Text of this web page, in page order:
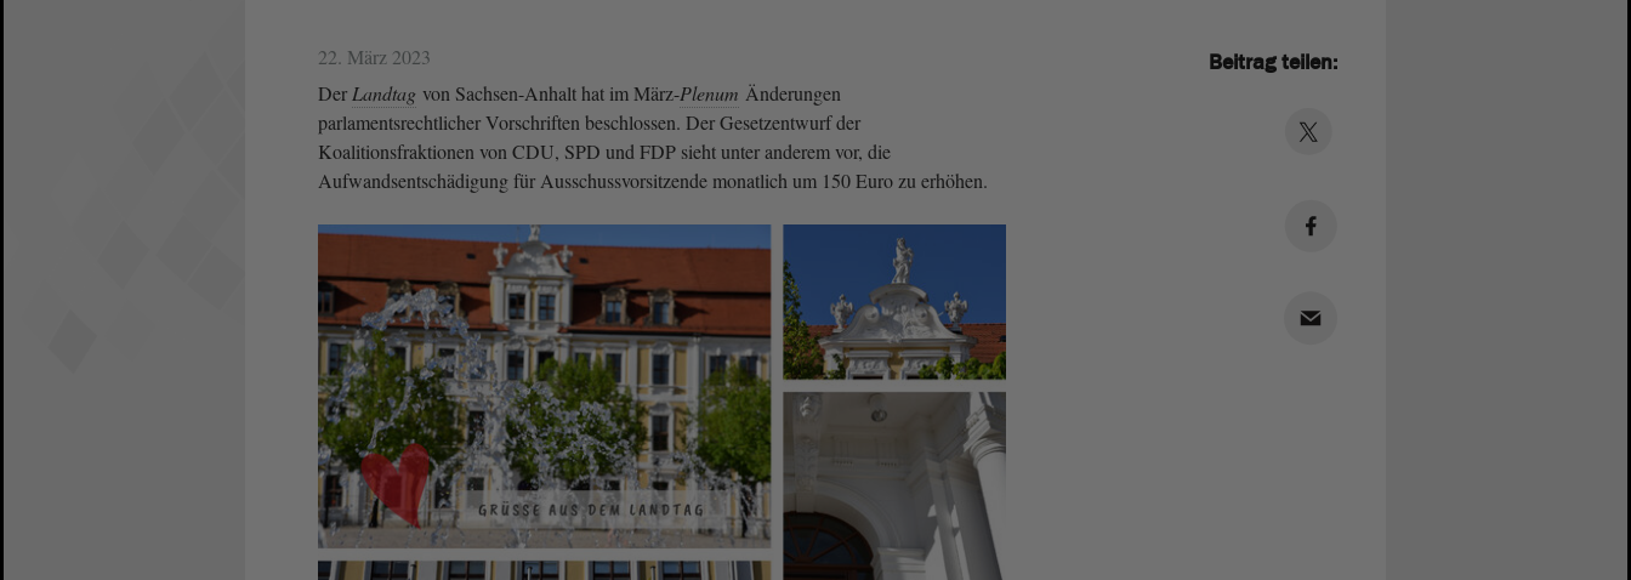
22. März 2023
Der Landtag von Sachsen-Anhalt hat im März-Plenum Änderungen
parlamentsrechtlicher Vorschriften beschlossen. Der Gesetzentwurf der
Koalitionsfraktionen von CDU, SPD und FDP sieht unter anderem vor, die
Aufwandsentschädigung für Ausschussvorsitzende monatlich um 150 Euro zu erhöhen.
Beitrag teilen: